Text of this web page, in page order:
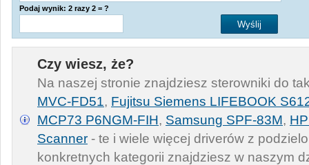
Podaj wynik: 2 razy 2 = ?
Czy wiesz, że?
Na naszej stronie znajdziesz sterowniki do
MVC-FD51, Fujitsu Siemens LIFEBOOK
MCP73 P6NGM-FIH, Samsung SPF-83M,
Scanner - te i wiele więcej driverów z
konkretnych kategorii znajdziesz w naszym